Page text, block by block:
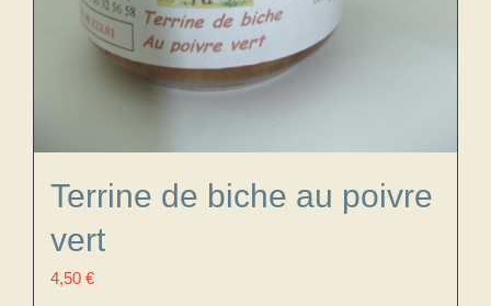
Terrine de biche au poivre
vert
4,50 €